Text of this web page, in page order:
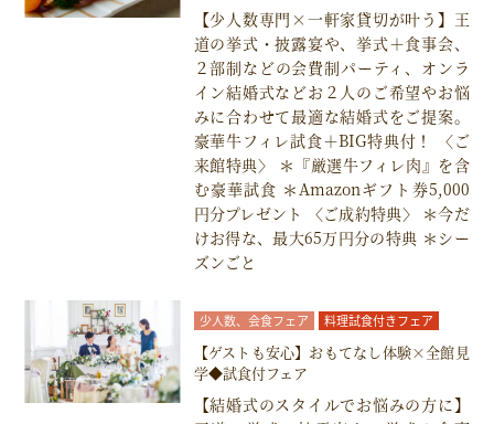
【少人数専門×一軒家貸切が叶う】王
道の挙式・披露宴や、挙式＋食事会、
２部制などの会費制パーティ、オンラ
イン結婚式などお２人のご希望やお悩
みに合わせて最適な結婚式をご提案。
豪華牛フィレ試食＋BIG特典付！ 〈ご
来館特典〉 ＊『厳選牛フィレ肉』を含
む豪華試食 ＊Amazonギフト券5,000
円分プレゼント 〈ご成約特典〉 ＊今だ
けお得な、最大65万円分の特典 ＊シー
ズンごと
少人数、会食フェア 料理試食付きフェア
【ゲストも安心】おもてなし体験×全館見
学◆試食付フェア
【結婚式のスタイルでお悩みの方に】